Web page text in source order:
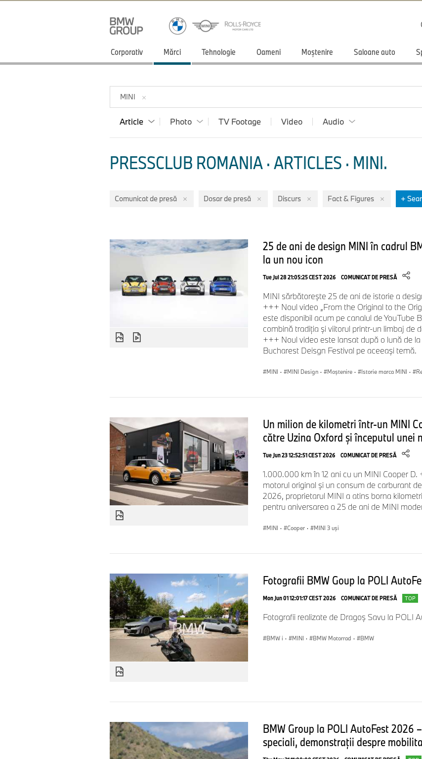
Corporativ Mărci Tehnologie Oameni Moștenire Saloane auto
MINI
Article Photo TV Footage Video Audio
PRESSCLUB ROMANIA · ARTICLES · MINI.
Comunicat de presă Dosar de presă Discurs Fact & Figures +
25 de ani de design MINI în cadrul
la un nou icon
Tue Jul 28 21:05:25 CEST 2026 COMUNICAT DE PRESĂ
MINI sărbătorește 25 de ani de istorie a
+++ Noul video „From the Original to the
este disponibil acum pe canalul de YouTube
combină tradiția și viitorul printr-un limbaj de
+++ Noul video este lansat după o lună de
Bucharest Deisgn Festival pe aceeași temă.
MINI · MINI Design · Moștenire · Istorie marca MINI ·
Un milion de kilometri într-un MINI
către Uzina Oxford și începutul unei
Tue Jun 23 12:52:51 CEST 2026 COMUNICAT DE PRESĂ
1.000.000 km în 12 ani cu un MINI Cooper
motorul original și un consum de carburant
2026, proprietarul MINI a atins borna
pentru aniversarea a 25 de ani de MINI
MINI · Cooper · MINI 3 uşi
Fotografii BMW Goup la POLI
Mon Jun 01 12:01:17 CEST 2026 COMUNICAT DE PRESĂ TOP
Fotografii realizate de Dragoş Savu la POLI
BMW i · MINI · BMW Motorrad · BMW
BMW Group la POLI AutoFest
speciali, demonstraţii despre